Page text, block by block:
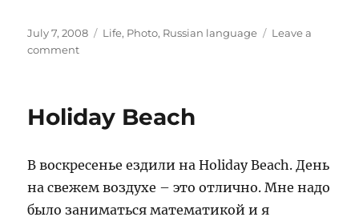
Posted
on
July 7, 2008 Categories
Life, Photo, Russian language
Leave a
commenton
Holiday Beach
В воскресенье ездили на Holiday Beach. День
на свежем воздухе – это отлично. Мне надо
было заниматься математикой и я